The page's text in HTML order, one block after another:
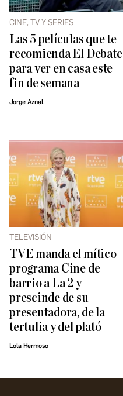
CINE, TV Y SERIES
Las 5 películas que te
recomienda El Debate
para ver en casa este
fin de semana
Jorge Aznal
TELEVISIÓN
TVE manda el mítico
programa Cine de
barrio a La 2 y
prescinde de su
presentadora, de la
tertulia y del plató
Lola Hermoso